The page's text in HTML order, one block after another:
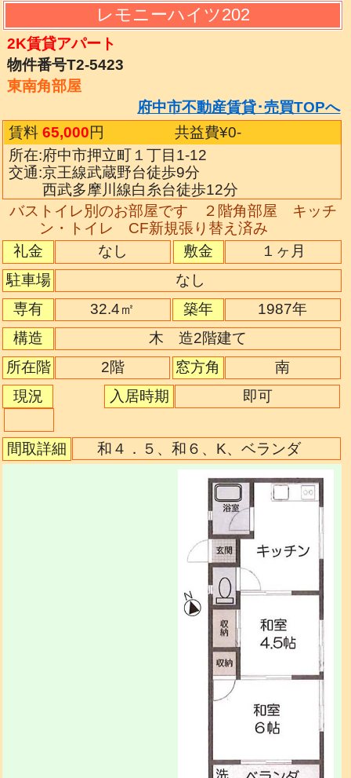
レモニーハイツ202
2K賃貸アパート
物件番号T2-5423
東南角部屋
府中市不動産賃貸･売買TOPへ
賃料 65,000円 共益費¥0-
所在:府中市押立町１丁目1-12
交通:京王線武蔵野台徒歩9分
西武多摩川線白糸台徒歩12分
バストイレ別のお部屋です ２階角部屋 キッチ
ン・トイレ CF新規張り替え済み
礼金
なし 敷金
１ヶ月
駐車場
なし
専有
32.4㎡ 築年
1987年
構造
木 造2階建て
所在階
2階 窓方角
南
現況
入居時期 即可
間取詳細 和４．５、和６、K、ベランダ